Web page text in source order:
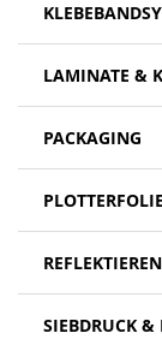
LAMINATE &
PACKAGING
SIEBDRUCK